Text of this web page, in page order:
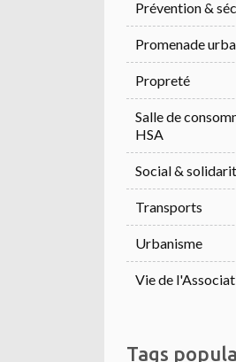
Prévention &
Promenade
Propreté
Salle de
HSA
Social &
Transports
Urbanisme
Vie de
Tags